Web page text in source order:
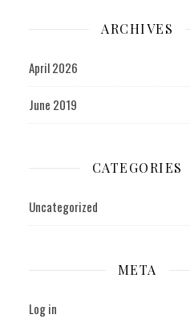
ARCHIVES
April 2026
June 2019
CATEGORIES
Uncategorized
META
Log in